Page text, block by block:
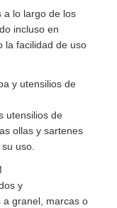
a lo largo de los
incluso en
la facilidad de uso
y utensilios de
utensilios de
ollas y sartenes
uso.
y
a granel, marcas o